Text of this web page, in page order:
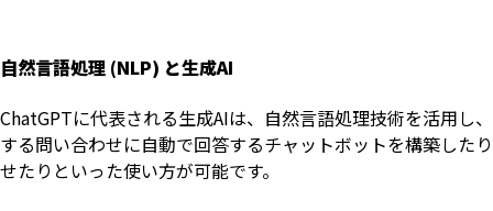
自然言語処理 (NLP) と生成AI
ChatGPTに代表される生成AIは、自然言語処理技術を活用し
する問い合わせに自動で回答するチャットボットを構築した
せたりといった使い方が可能です。